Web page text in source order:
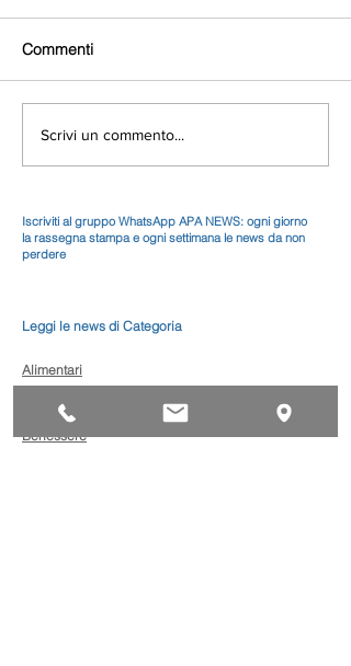
Commenti
Scrivi un commento...
Iscriviti al gruppo WhatsApp APA NEWS: ogni giorno
la rassegna stampa e ogni settimana le news da non
perdere
Leggi le news di Categoria
Alimentari
Autoriparazione
Benessere